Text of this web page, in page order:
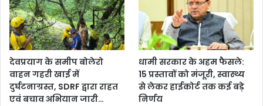
देवप्रयाग के समीप बोलेरो
वाहन गहरी खाई में
दुर्घटनाग्रस्त, SDRF द्वारा राहत
एवं बचाव अभियान जारी…
धामी सरकार के अहम फैसले:
15 प्रस्तावों को मंजूरी, स्वास्थ्य
से लेकर हाईकोर्ट तक कई बड़े
निर्णय